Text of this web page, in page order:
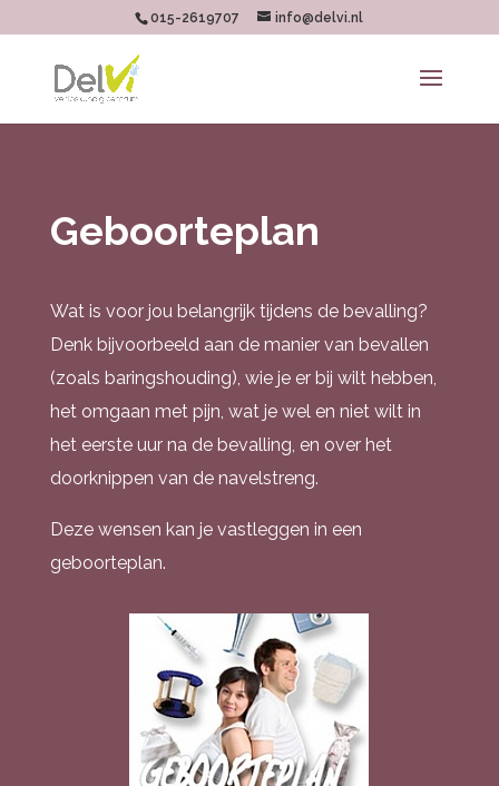
015-2619707 info@delvi.nl
Geboorteplan
Wat is voor jou belangrijk tijdens de bevalling?
Denk bijvoorbeeld aan de manier van bevallen
(zoals baringshouding), wie je er bij wilt hebben,
het omgaan met pijn, wat je wel en niet wilt in
het eerste uur na de bevalling, en over het
doorknippen van de navelstreng.
Deze wensen kan je vastleggen in een
geboorteplan.